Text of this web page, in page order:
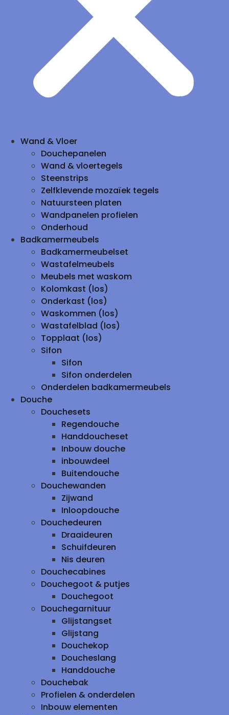
Wand & Vloer
Douchepanelen
Wand & vloertegels
Steenstrips
Zelfklevende mozaïek tegels
Natuursteen platen
Wandpanelen profielen
Onderhoud
Badkamermeubels
Badkamermeubelset
Wastafelmeubels
Meubels met waskom
Kolomkast (los)
Onderkast (los)
Waskommen (los)
Wastafelblad (los)
Topplaat (los)
Sifon
Sifon
Sifon onderdelen
Onderdelen badkamermeubels
Douche
Douchesets
Regendouche
Handdoucheset
Inbouw douche
inbouwdeel
Buitendouche
Douchewanden
Zijwand
Inloopdouche
Douchedeuren
Draaideuren
Schuifdeuren
Nis deuren
Douchecabines
Douchegoot & putjes
Douchegoot
Douchegarnituur
Glijstangset
Glijstang
Douchekop
Doucheslang
Handdouche
Douchebak
Profielen & onderdelen
Inbouw elementen